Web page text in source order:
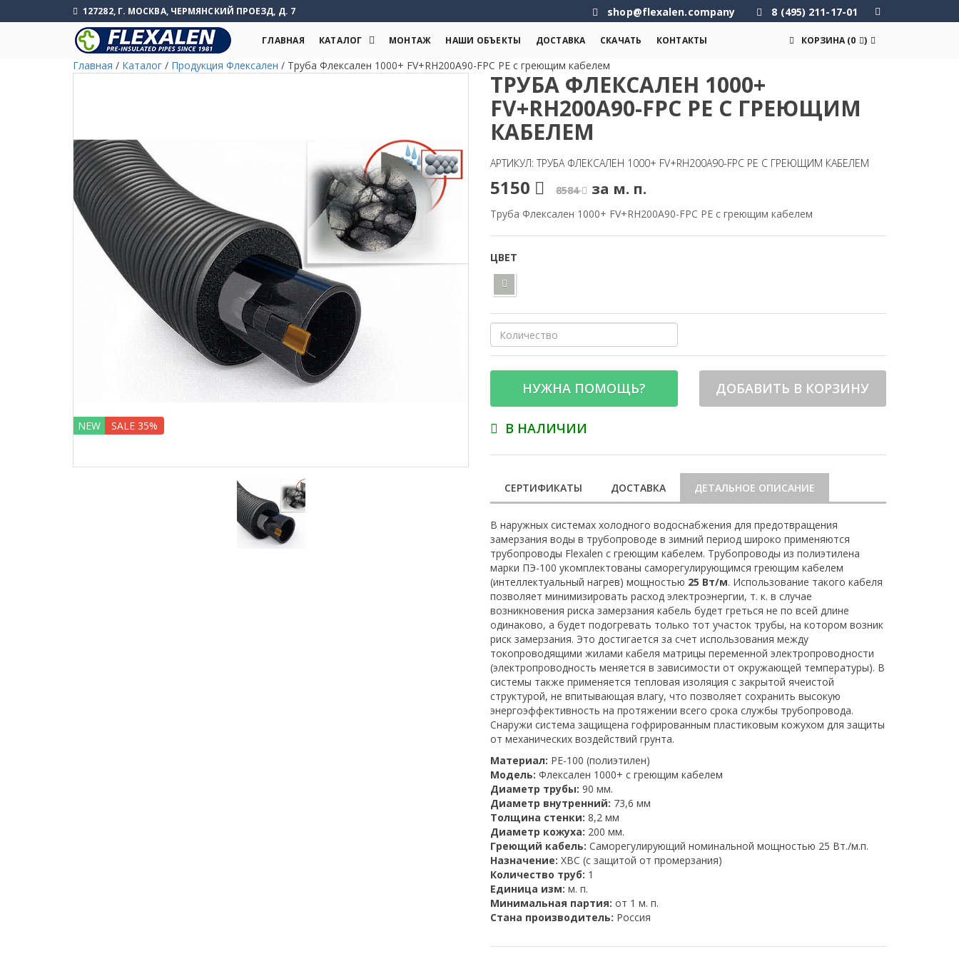
127282, Г. МОСКВА, ЧЕРМЯНСКИЙ ПРОЕЗД, Д. 7 shop@flexalen.company 8 (495) 211-17-01
ГЛАВНАЯ КАТАЛОГ МОНТАЖ НАШИ ОБЪЕКТЫ ДОСТАВКА СКАЧАТЬ КОНТАКТЫ КОРЗИНА (0 )
Главная / Каталог / Продукция Флексален / Труба Флексален 1000+ FV+RH200A90-FPC PE с греющим кабелем
NEW SALE 35%
ТРУБА ФЛЕКСАЛЕН 1000+
FV+RH200A90-FPC PE С ГРЕЮЩИМ
КАБЕЛЕМ
АРТИКУЛ: ТРУБА ФЛЕКСАЛЕН 1000+ FV+RH200A90-FPC PE С ГРЕЮЩИМ КАБЕЛЕМ
5150 8584 за м. п.
Труба Флексален 1000+ FV+RH200A90-FPC PE с греющим кабелем
ЦВЕТ
НУЖНА ПОМОЩЬ? ДОБАВИТЬ В КОРЗИНУ
В НАЛИЧИИ
СЕРТИФИКАТЫ ДОСТАВКА ДЕТАЛЬНОЕ ОПИСАНИЕ
В наружных системах холодного водоснабжения для предотвращения
замерзания воды в трубопроводе в зимний период широко применяются
трубопроводы Flexalen с греющим кабелем. Трубопроводы из полиэтилена
марки ПЭ-100 укомплектованы саморегулирующимся греющим кабелем
(интеллектуальный нагрев) мощностью 25 Вт/м. Использование такого кабеля
позволяет минимизировать расход электроэнергии, т. к. в случае
возникновения риска замерзания кабель будет греться не по всей длине
одинаково, а будет подогревать только тот участок трубы, на котором возник
риск замерзания. Это достигается за счет использования между
токопроводящими жилами кабеля матрицы переменной электропроводности
(электропроводность меняется в зависимости от окружающей температуры). В
системы также применяется тепловая изоляция с закрытой ячеистой
структурой, не впитывающая влагу, что позволяет сохранить высокую
энергоэффективность на протяжении всего срока службы трубопровода.
Снаружи система защищена гофрированным пластиковым кожухом для защиты
от механических воздействий грунта.
Материал: PE-100 (полиэтилен)
Модель: Флексален 1000+ с греющим кабелем
Диаметр трубы: 90 мм.
Диаметр внутренний: 73,6 мм
Толщина стенки: 8,2 мм
Диаметр кожуха: 200 мм.
Греющий кабель: Саморегулирующий номинальной мощностью 25 Вт./м.п.
Назначение: ХВС (с защитой от промерзания)
Количество труб: 1
Единица изм: м. п.
Минимальная партия: от 1 м. п.
Стана производитель: Россия